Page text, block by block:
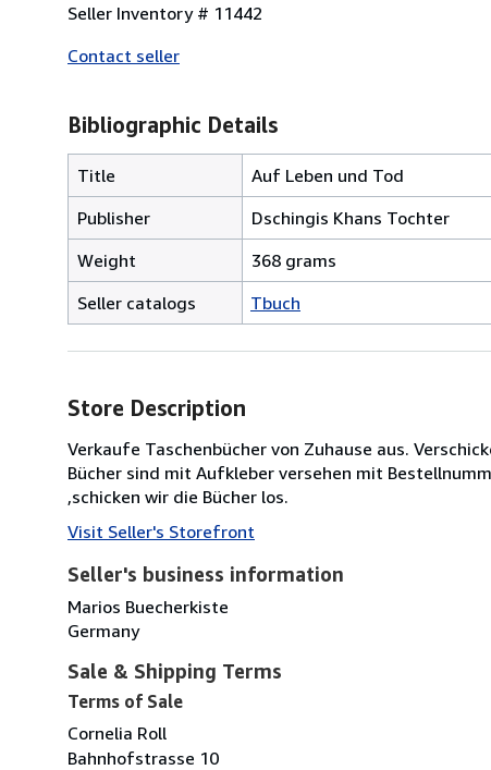
Seller Inventory # 11442
Contact seller
Bibliographic Details
Title
Auf Leben und Tod
Publisher
Dschingis Khans Tochter
Weight
368 grams
Seller catalogs
Tbuch
Store Description
Verkaufe Taschenbücher von Zuhause aus.
Bücher sind mit Aufkleber versehen mit
,schicken wir die Bücher los.
Visit Seller's Storefront
Seller's business information
Marios Buecherkiste
Germany
Sale & Shipping Terms
Terms of Sale
Cornelia Roll
Bahnhofstrasse 10